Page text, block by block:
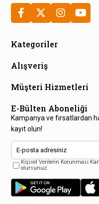
Kategoriler
Alışveriş
Müşteri Hizmetleri
E-Bülten Aboneliği
Kampanya ve fırsatlardan
kayıt olun!
Kişisel Verilerin Korunması
olursunuz.